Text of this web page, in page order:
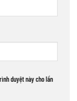
duyệt này cho lần